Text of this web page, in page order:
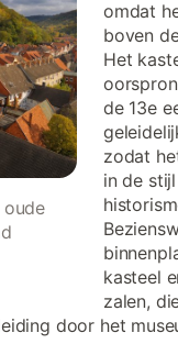
oude
omdat
boven
Het
de 13e
zodat
in de
kasteel
zalen,
door het